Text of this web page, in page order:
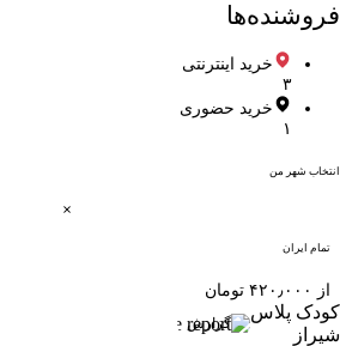
فروشنده‌ها
خرید اینترنتی
۳
خرید حضوری
۱
انتخاب شهر من
تمام ایران
از ۴۲۰٫۰۰۰ تومان
کودک پلاس
شیراز
گزارش